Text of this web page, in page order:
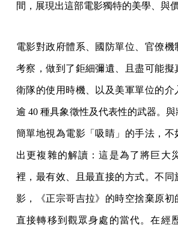
間，展現出這部電影獨特的美學、與
電影對政府體系、國防單位、官僚機
考察，做到了鉅細彌遺、且盡可能擬
衛隊的使用時機、以及美軍單位的介
逾 40 種具象徵性及代表性的武器。
簡單地視為電影「吸睛」的手法，不
出更複雜的解讀：這是為了將巨大
裡，最有效、且最直接的方式。不同
影，《正宗哥吉拉》的時空捨棄原初
直接轉移到觀眾身處的當代。在經